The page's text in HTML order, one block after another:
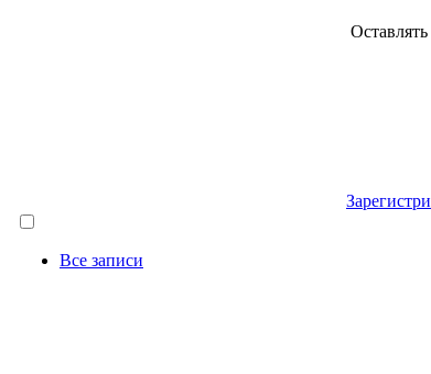
Все записи